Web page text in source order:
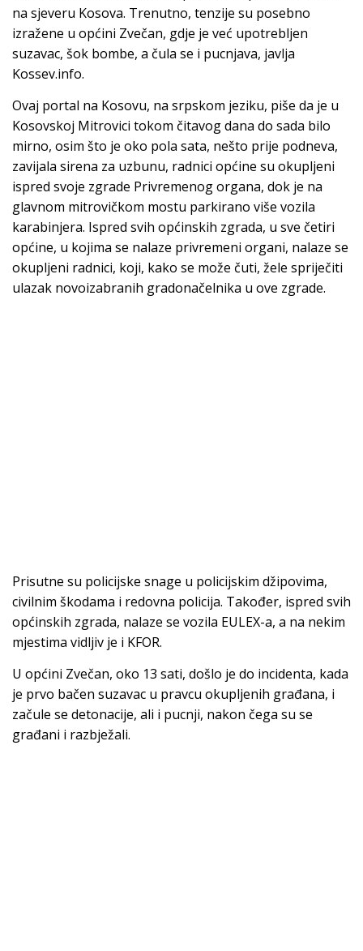
na sjeveru Kosova. Trenutno, tenzije su posebno
izražene u općini Zvečan, gdje je već upotrebljen
suzavac, šok bombe, a čula se i pucnjava, javlja
Kossev.info.
Ovaj portal na Kosovu, na srpskom jeziku, piše da je u
Kosovskoj Mitrovici tokom čitavog dana do sada bilo
mirno, osim što je oko pola sata, nešto prije podneva,
zavijala sirena za uzbunu, radnici općine su okupljeni
ispred svoje zgrade Privremenog organa, dok je na
glavnom mitrovičkom mostu parkirano više vozila
karabinjera. Ispred svih općinskih zgrada, u sve četiri
općine, u kojima se nalaze privremeni organi, nalaze se
okupljeni radnici, koji, kako se može čuti, žele spriječiti
ulazak novoizabranih gradonačelnika u ove zgrade.
Prisutne su policijske snage u policijskim džipovima,
civilnim škodama i redovna policija. Također, ispred svih
općinskih zgrada, nalaze se vozila EULEX-a, a na nekim
mjestima vidljiv je i KFOR.
U općini Zvečan, oko 13 sati, došlo je do incidenta, kada
je prvo bačen suzavac u pravcu okupljenih građana, i
začule se detonacije, ali i pucnji, nakon čega su se
građani i razbježali.